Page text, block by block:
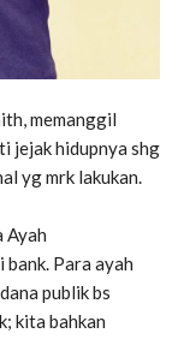
memanggil
jejak hidupnya shg
yg mrk lakukan.
Ayah
bank. Para ayah
publik bs
kita bahkan